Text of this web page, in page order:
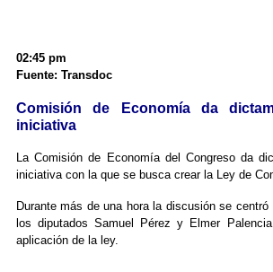
02:45 pm
Fuente: Transdoc
Comisión de Economía da
iniciativa
La Comisión de Economía del Congreso da
iniciativa con la que se busca crear la Ley de
Durante más de una hora la discusión se
los diputados Samuel Pérez y Elmer
aplicación de la ley.